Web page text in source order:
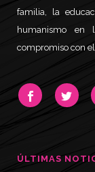
familia, la
humanismo en
compromiso con
ÚLTIMAS